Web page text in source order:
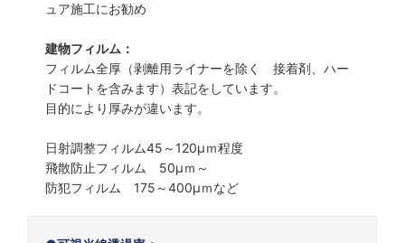
ュア施工にお勧め
建物フィルム：
フィルム全厚（剥離用ライナーを除く 接着剤、ハー
ドコートを含みます）表記をしています。
目的により厚みが違います。
日射調整フィルム45～120µｍ程度
飛散防止フィルム 50µｍ～
防犯フィルム 175～400µｍなど